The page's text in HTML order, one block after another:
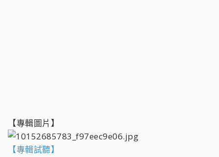
【專輯圖片】
【專輯試聽】